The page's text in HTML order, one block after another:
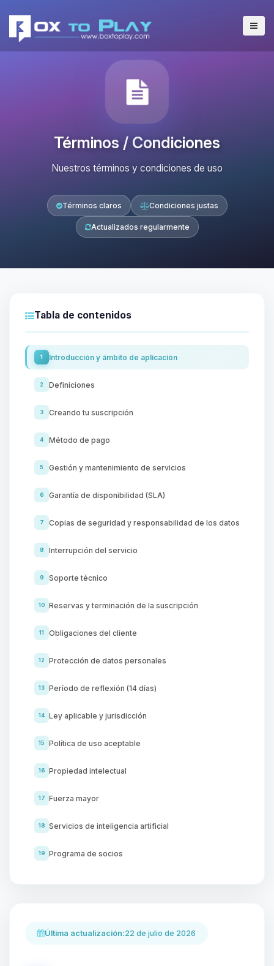
Términos / Condiciones
Nuestros términos y condiciones de uso
Términos claros Condiciones justas
Actualizados regularmente
Tabla de contenidos
1 Introducción y ámbito de aplicación
2 Definiciones
3 Creando tu suscripción
4 Método de pago
5 Gestión y mantenimiento de servicios
6 Garantía de disponibilidad (SLA)
7 Copias de seguridad y responsabilidad de los datos
8 Interrupción del servicio
9 Soporte técnico
10 Reservas y terminación de la suscripción
11 Obligaciones del cliente
12 Protección de datos personales
13 Período de reflexión (14 días)
14 Ley aplicable y jurisdicción
15 Política de uso aceptable
16 Propiedad intelectual
17 Fuerza mayor
18 Servicios de inteligencia artificial
19 Programa de socios
Última actualización:22 de julio de 2026